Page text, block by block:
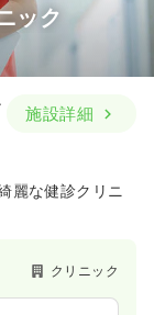
ック
施設詳細
麗な健診クリニ
クリニック